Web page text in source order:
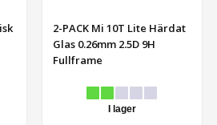
2-PACK Mi 10T Lite Härdat
Glas 0.26mm 2.5D 9H
Fullframe
I lager